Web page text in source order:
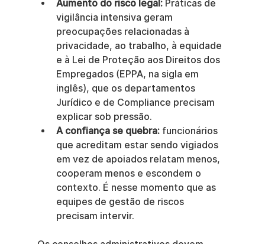
Aumento do risco legal: Práticas de
vigilância intensiva geram
preocupações relacionadas à
privacidade, ao trabalho, à equidade
e à Lei de Proteção aos Direitos dos
Empregados (EPPA, na sigla em
inglês), que os departamentos
Jurídico e de Compliance precisam
explicar sob pressão.
A confiança se quebra: funcionários
que acreditam estar sendo vigiados
em vez de apoiados relatam menos,
cooperam menos e escondem o
contexto. É nesse momento que as
equipes de gestão de riscos
precisam intervir.